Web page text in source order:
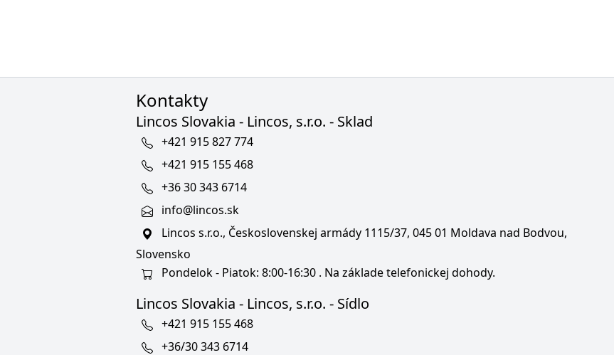
Kontakty
Lincos Slovakia - Lincos, s.r.o. - Sklad
+421 915 827 774
+421 915 155 468
+36 30 343 6714
info@lincos.sk
Lincos s.r.o., Československej armády 1115/37, 045 01 Moldava nad Bodvou,
Slovensko
Pondelok - Piatok: 8:00-16:30 . Na základe telefonickej dohody.
Lincos Slovakia - Lincos, s.r.o. - Sídlo
+421 915 155 468
+36/30 343 6714